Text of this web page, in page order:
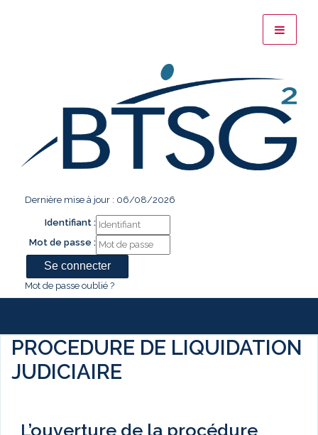
Dernière mise à jour : 06/08/2026
Identifiant :
Mot de passe :
Mot de passe oublié ?
PROCEDURE DE LIQUIDATION
JUDICIAIRE
L’ouverture de la procédure